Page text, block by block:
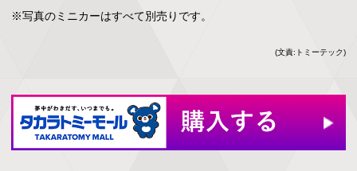
※写真のミニカーはすべて別売りです。
(文責:トミーテック)